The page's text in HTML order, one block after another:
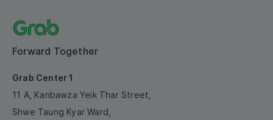
Forward Together
Grab Center 1
11 A, Kanbawza Yeik Thar Street,
Shwe Taung Kyar Ward,